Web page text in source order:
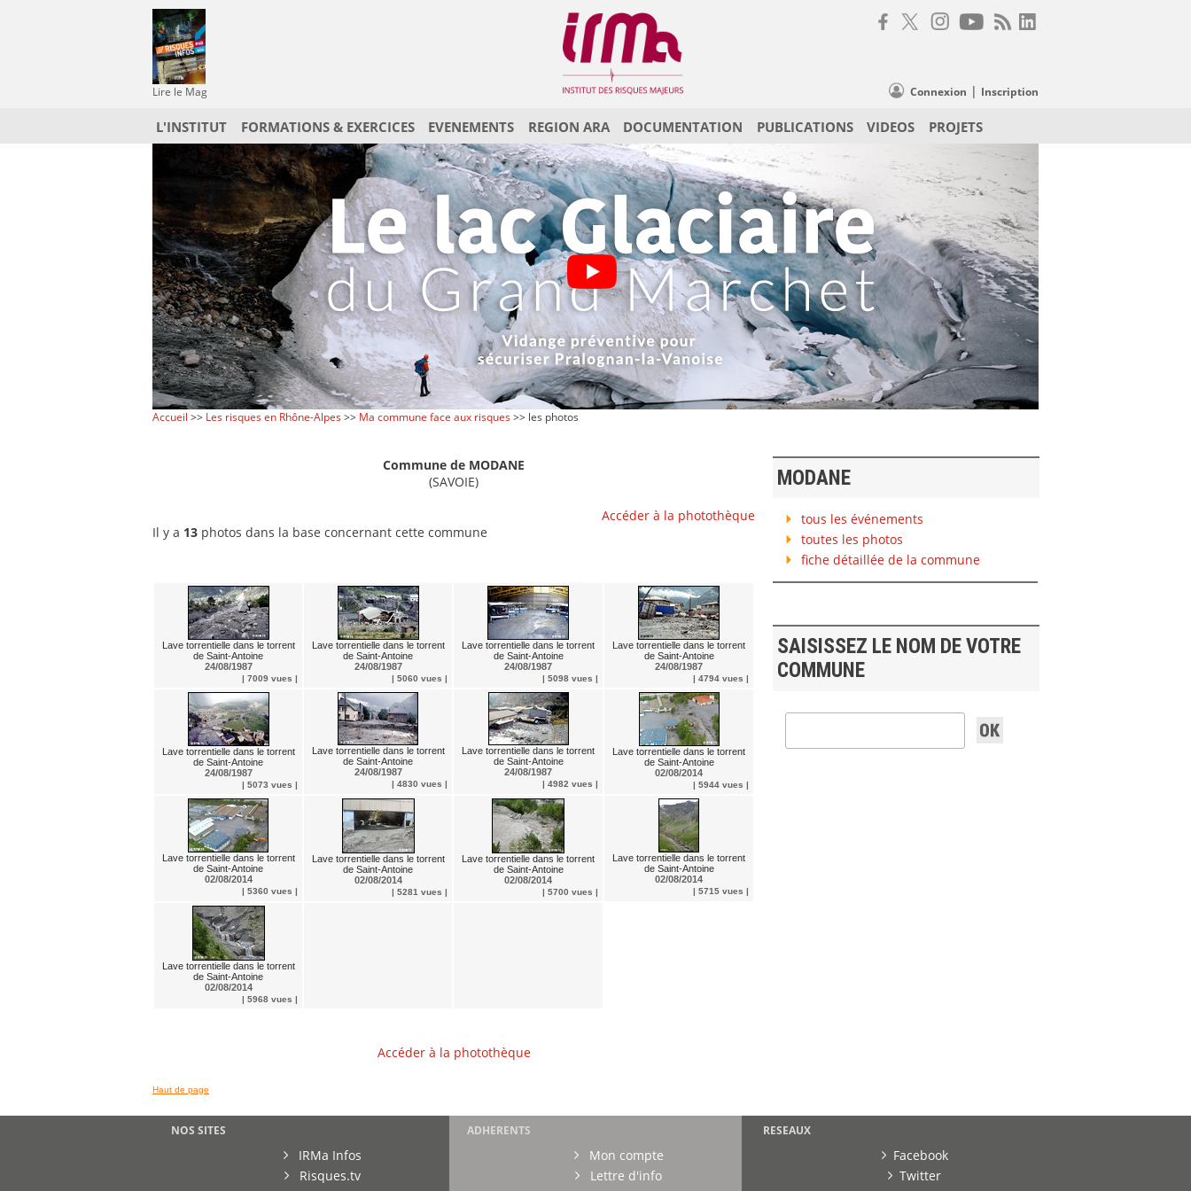
Lire le Mag Connexion | Inscription
L'INSTITUT FORMATIONS & EXERCICES EVENEMENTS REGION ARA DOCUMENTATION PUBLICATIONS VIDEOS PROJETS
Accueil >> Les risques en Rhône-Alpes>> Ma commune face aux risques>> les photos
Commune de MODANE
(SAVOIE)
Accéder à la photothèque
Il y a 13 photos dans la base concernant cette commune
Lave torrentielle dans le torrent
de Saint-Antoine
24/08/1987
| 7009 vues |
Lave torrentielle dans le torrent
de Saint-Antoine
24/08/1987
| 5060 vues |
Lave torrentielle dans le torrent
de Saint-Antoine
24/08/1987
| 5098 vues |
Lave torrentielle dans le torrent
de Saint-Antoine
24/08/1987
| 4794 vues |
Lave torrentielle dans le torrent
de Saint-Antoine
24/08/1987
| 5073 vues |
Lave torrentielle dans le torrent
de Saint-Antoine
24/08/1987
| 4830 vues |
Lave torrentielle dans le torrent
de Saint-Antoine
24/08/1987
| 4982 vues |
Lave torrentielle dans le torrent
de Saint-Antoine
02/08/2014
| 5944 vues |
Lave torrentielle dans le torrent
de Saint-Antoine
02/08/2014
| 5360 vues |
Lave torrentielle dans le torrent
de Saint-Antoine
02/08/2014
| 5281 vues |
Lave torrentielle dans le torrent
de Saint-Antoine
02/08/2014
| 5700 vues |
Lave torrentielle dans le torrent
de Saint-Antoine
02/08/2014
| 5715 vues |
Lave torrentielle dans le torrent
de Saint-Antoine
02/08/2014
| 5968 vues |
Accéder à la photothèque
MODANE
tous les événements
toutes les photos
fiche détaillée de la commune
SAISISSEZ LE NOM DE VOTRE
COMMUNE
Haut de page
NOS SITES
IRMa Infos
Risques.tv
ADHERENTS
Mon compte
Lettre d'info
RESEAUX
Facebook
Twitter